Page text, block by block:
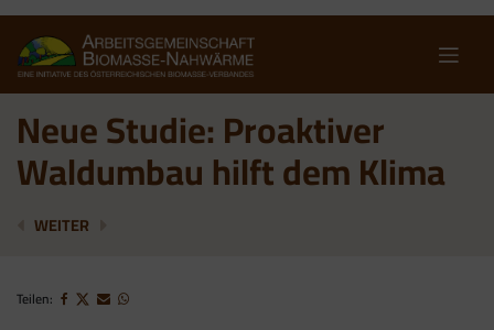
content
Neue Studie: Proaktiver
Waldumbau hilft dem Klima
AKTIVER WALDUMBAU ODER NUTZUNGSVERZICHT?
WEITER
Teilen: